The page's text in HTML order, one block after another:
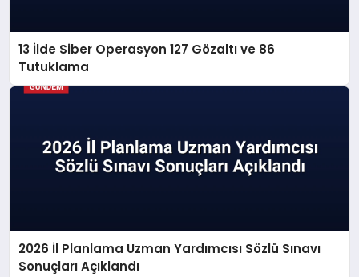
13 İlde Siber Operasyon 127 Gözaltı ve 86
Tutuklama
2026 İl Planlama Uzman Yardımcısı Sözlü Sınavı
Sonuçları Açıklandı